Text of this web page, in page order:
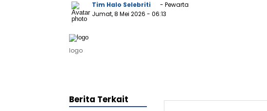
Tim Halo Selebriti
- Pewarta
Jumat, 8 Mei 2026 - 06:13
logo
Berita Terkait